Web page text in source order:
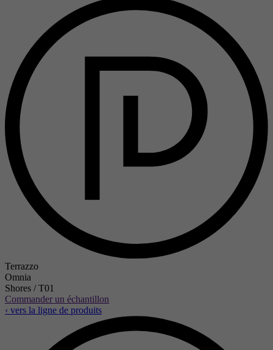
Terrazzo
Omnia
Shores / T01
Commander un échantillon
‹ vers la ligne de produits